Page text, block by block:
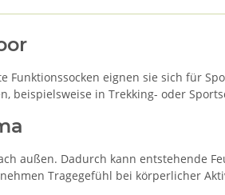
eignen sie sich für
beispielsweise in Trekking- oder
außen. Dadurch kann entstehende
Tragegefühl bei körperlicher